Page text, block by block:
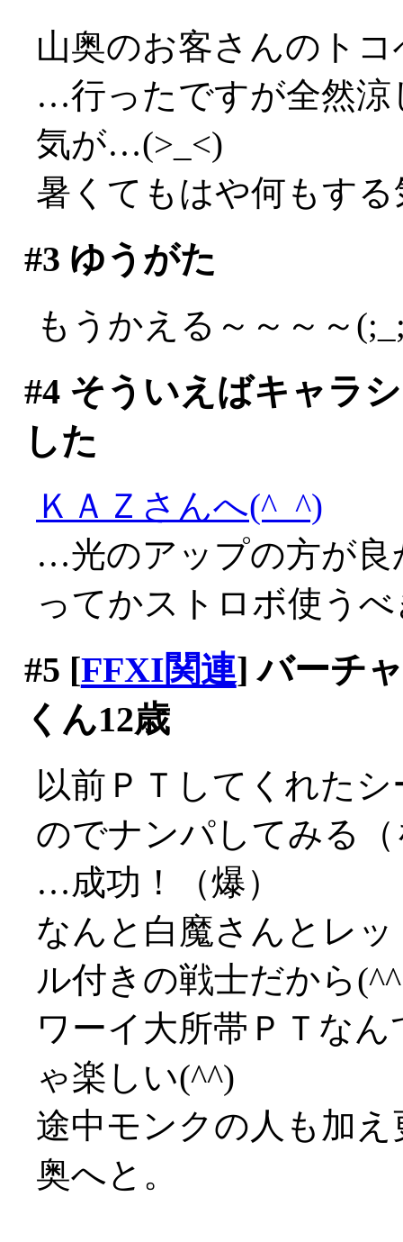
山奥のお客さんのトコ
…行ったですが全然涼
気が…(>_<)
暑くてもはや何もす
#3 ゆうがた
もうかえる～～～～
#4そういえばキャラ
した
ＫＡＺさんへ(^_^)
…光のアップの方が良
ってかストロボ使う
#5 [FFXI関連] バーチ
くん12歳
以前ＰＴしてくれた
のでナンパしてみる（
…成功！（爆）
なんと白魔さんとレ
ル付きの戦士だから
ワーイ大所帯ＰＴな
ゃ楽しい(^^)
途中モンクの人も加
奥へと。